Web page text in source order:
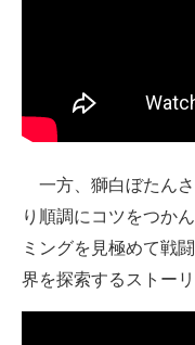
一方、獅白ぼたん
り順調にコツをつか
ミングを見極めて戦
界を探索するストー